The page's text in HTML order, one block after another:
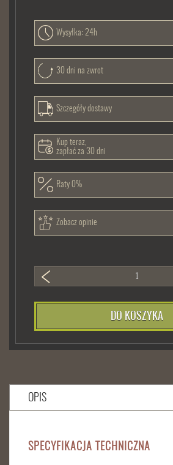
Wysyłka: 24h
30 dni na zwrot
Szczegóły dostawy
Kup teraz,
zapłać za 30 dni
Raty 0%
Zobacz opinie
DO KOSZYKA
OPIS
SPECYFIKACJA TECHNICZNA